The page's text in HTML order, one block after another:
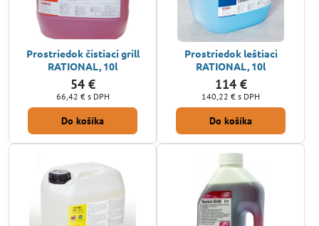
Prostriedok čistiaci grill
RATIONAL, 10l
54 €
66,42 € s DPH
Do košíka
Prostriedok leštiaci
RATIONAL, 10l
114 €
140,22 € s DPH
Do košíka